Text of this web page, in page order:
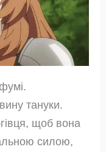
тануки.
щоб вона
силою,